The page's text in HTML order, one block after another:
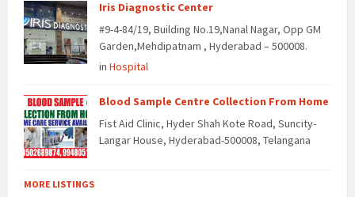
Iris Diagnostic Center
#9-4-84/19, Building No.19,Nanal Nagar, Opp GM
Garden,Mehdipatnam , Hyderabad – 500008.
in Hospital
Blood Sample Centre Collection From Home
Fist Aid Clinic, Hyder Shah Kote Road, Suncity-
Langar House, Hyderabad-500008, Telangana
MORE LISTINGS